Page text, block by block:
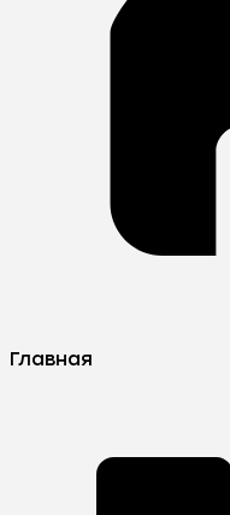
Главная